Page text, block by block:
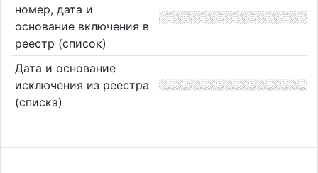
номер, дата и
основание включения в
реестр (список)
Дата и основание
исключения из реестра
(списка)